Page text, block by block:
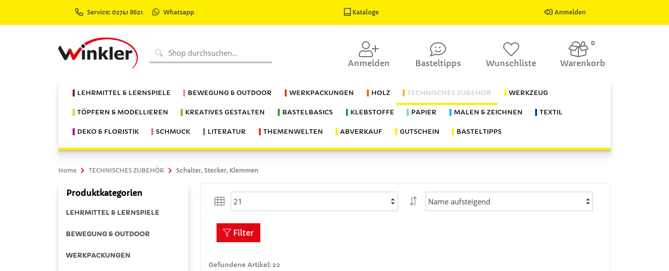
Service: 02741 8621 Whatsapp Kataloge Anmelden
Anmelden Basteltipps Wunschliste
0
Warenkorb
LEHRMITTEL & LERNSPIELE BEWEGUNG & OUTDOOR WERKPACKUNGEN HOLZ TECHNISCHES ZUBEHÖR WERKZEUG
TÖPFERN & MODELLIEREN KREATIVES GESTALTEN BASTELBASICS KLEBSTOFFE PAPIER MALEN & ZEICHNEN TEXTIL
DEKO & FLORISTIK SCHMUCK LITERATUR THEMENWELTEN ABVERKAUF GUTSCHEIN BASTELTIPPS
Home TECHNISCHES ZUBEHÖR Schalter, Stecker, Klemmen
Produktkategorien
LEHRMITTEL & LERNSPIELE
BEWEGUNG & OUTDOOR
WERKPACKUNGEN
Gefundene Artikel: 22
Filter